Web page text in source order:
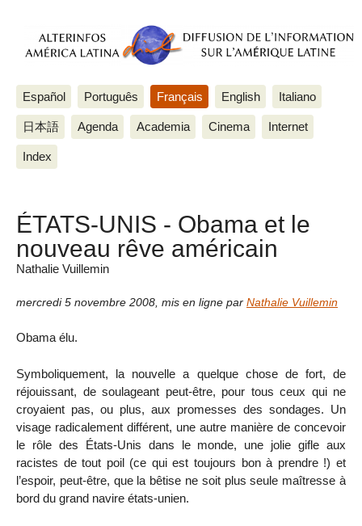
Español Português Français English Italiano
日本語 Agenda Academia Cinema Internet
Index
ÉTATS-UNIS - Obama et le
nouveau rêve américain
Nathalie Vuillemin
mercredi 5 novembre 2008 mis en ligne par Nathalie Vuillemin
Obama élu.
Symboliquement, la nouvelle a quelque chose de fort, de
réjouissant, de soulageant peut-être, pour tous ceux qui ne
croyaient pas, ou plus, aux promesses des sondages. Un
visage radicalement différent, une autre manière de concevoir
le rôle des États-Unis dans le monde, une jolie gifle aux
racistes de tout poil (ce qui est toujours bon à prendre !) et
l’espoir, peut-être, que la bêtise ne soit plus seule maîtresse à
bord du grand navire états-unien.